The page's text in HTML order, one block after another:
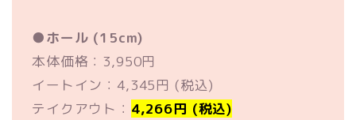
●ホール (15cm)
本体価格：3,950円
イートイン：4,345円 (税込)
テイクアウト： 4,266円 (税込)